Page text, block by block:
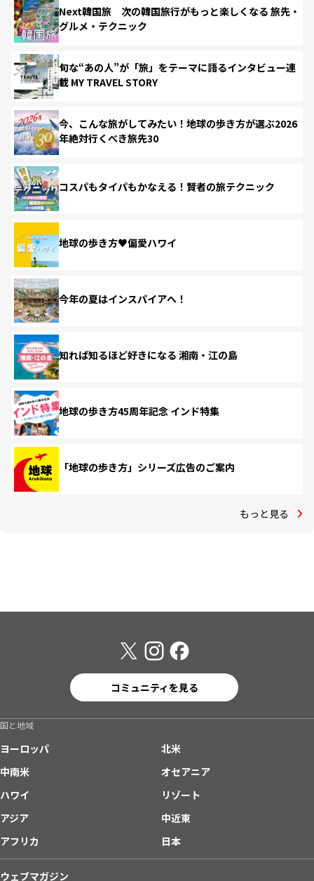
Next韓国旅 次の韓国旅行がもっと楽しくなる 旅先・
グルメ・テクニック
旬な“あの人”が「旅」をテーマに語るインタビュー連
載 MY TRAVEL STORY
今、こんな旅がしてみたい！地球の歩き方が選ぶ2026
年絶対行くべき旅先30
コスパもタイパもかなえる！賢者の旅テクニック
地球の歩き方♥偏愛ハワイ
今年の夏はインスパイアへ！
知れば知るほど好きになる 湘南・江の島
地球の歩き方45周年記念 インド特集
「地球の歩き方」シリーズ広告のご案内
もっと見る
コミュニティを見る
国と地域
ヨーロッパ
北米
中南米
オセアニア
ハワイ
リゾート
アジア
中近東
アフリカ
日本
ウェブマガジン